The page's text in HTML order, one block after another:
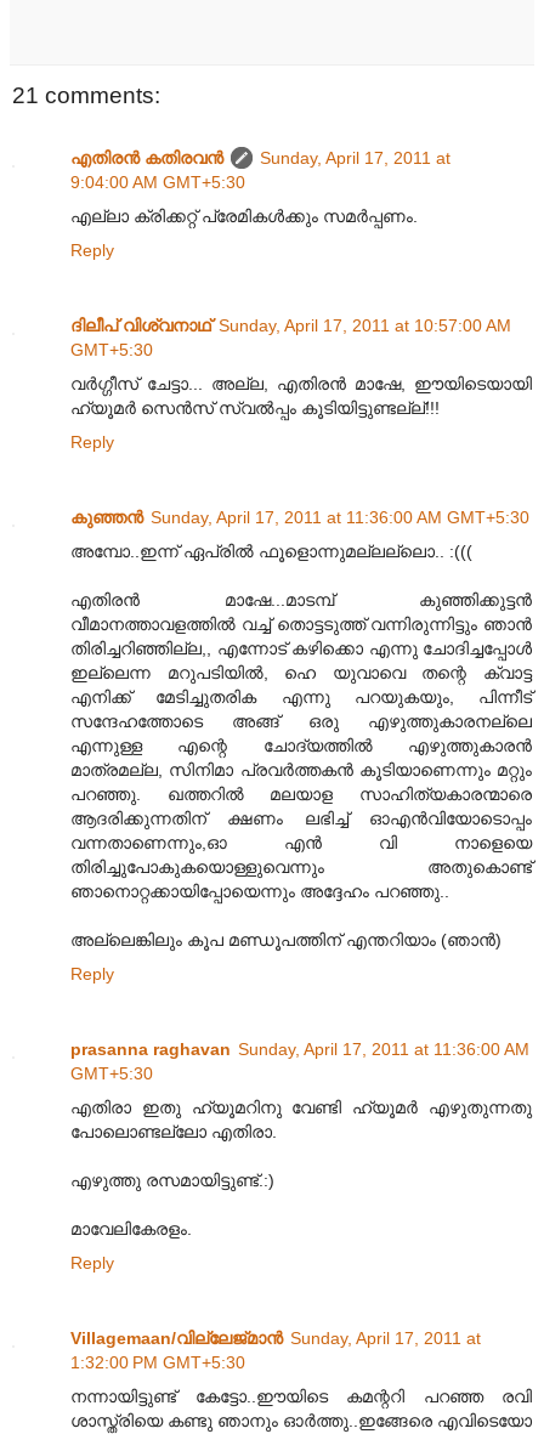
21 comments:
എതിരന്‍ കതിരവന്‍
Sunday, April 17, 2011 at
9:04:00 AM GMT+5:30
എല്ലാ ക്രിക്കറ്റ് പ്രേമികൾക്കും സമർപ്പണം.
Reply
ദിലീപ് വിശ്വനാഥ് Sunday, April 17, 2011 at 10:57:00 AM
GMT+5:30
വർഗ്ഗീസ് ചേട്ടാ... അല്ല, എതിരൻ മാഷേ, ഈയിടെയായി
ഹ്യൂമർ സെൻസ് സ്വൽ‌പ്പം കൂടിയിട്ടുണ്ടല്ല്!!!
Reply
കുഞ്ഞന്‍ Sunday, April 17, 2011 at 11:36:00 AM GMT+5:30
അമ്പോ..ഇന്ന് ഏപ്രിൽ ഫൂളൊന്നുമല്ലല്ലൊ.. :(((
എതിരൻ മാഷേ...മാടമ്പ് കുഞ്ഞിക്കുട്ടൻ
വീമാനത്താവളത്തിൽ വച്ച് തൊട്ടടുത്ത് വന്നിരുന്നിട്ടും ഞാൻ
തിരിച്ചറിഞ്ഞില്ല,, എന്നോട് കഴിക്കൊ എന്നു ചോദിച്ചപ്പോൾ
ഇല്ലെന്ന മറുപടിയിൽ, ഹെ യുവാവെ തന്റെ ക്വാട്ട
എനിക്ക് മേടിച്ചുതരിക എന്നു പറയുകയും, പിന്നീട്
സന്ദേഹത്തോടെ അങ്ങ് ഒരു എഴുത്തുകാരനല്ലെ
എന്നുള്ള എന്റെ ചോദ്യത്തിൽ എഴുത്തുകാരൻ
മാത്രമല്ല, സിനിമാ പ്രവർത്തകൻ കൂടിയാണെന്നും മറ്റും
പറഞ്ഞു. ഖത്തറിൽ മലയാള സാഹിത്യകാരന്മാരെ
ആദരിക്കുന്നതിന് ക്ഷണം ലഭിച്ച് ഓഎൻ‌വിയോടൊപ്പം
വന്നതാണെന്നും,ഓ എൻ വി നാളെയെ
തിരിച്ചുപോകുകയൊള്ളുവെന്നും അതുകൊണ്ട്
ഞാനൊറ്റക്കായിപ്പോയെന്നും അദ്ദേഹം പറഞ്ഞു..
അല്ലെങ്കിലും കൂപ മണ്ഡൂപത്തിന് എന്തറിയാം (ഞാൻ)
Reply
prasanna raghavan Sunday, April 17, 2011 at 11:36:00 AM
GMT+5:30
എതിരാ ഇതു ഹ്യൂമറിനു വേണ്ടി ഹ്യൂമര്‍ എഴുതുന്നതു
പോലൊണ്ടല്ലോ എതിരാ.
എഴുത്തു രസമായിട്ടുണ്ട്.:)
മാവേലികേരളം.
Reply
Villagemaan/വില്ലേജ്മാന്‍ Sunday, April 17, 2011 at
1:32:00 PM GMT+5:30
നന്നായിട്ടുണ്ട് കേട്ടോ..ഈയിടെ കമന്ററി പറഞ്ഞ രവി
ശാസ്ത്രിയെ കണ്ടു ഞാനും ഓര്‍ത്തു..ഇങ്ങേരെ എവിടെയോ